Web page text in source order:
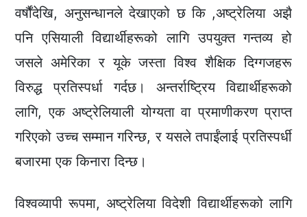
वर्षौंदेखि, अनुसन्धानले देखाएको छ कि ,अष्ट्रेलिया अझै
पनि एसियाली विद्यार्थीहरूको लागि उपयुक्त गन्तव्य हो
जसले अमेरिका र यूके जस्ता विश्व शैक्षिक दिग्गजहरू
विरुद्ध प्रतिस्पर्धा गर्दछ। अन्तर्राष्ट्रिय विद्यार्थीहरूको
लागि, एक अष्ट्रेलियाली योग्यता वा प्रमाणीकरण प्राप्त
गरिएको उच्च सम्मान गरिन्छ, र यसले तपाईंलाई प्रतिस्पर्धी
बजारमा एक किनारा दिन्छ।
विश्वव्यापी रूपमा, अष्ट्रेलिया विदेशी विद्यार्थीहरूको लागि